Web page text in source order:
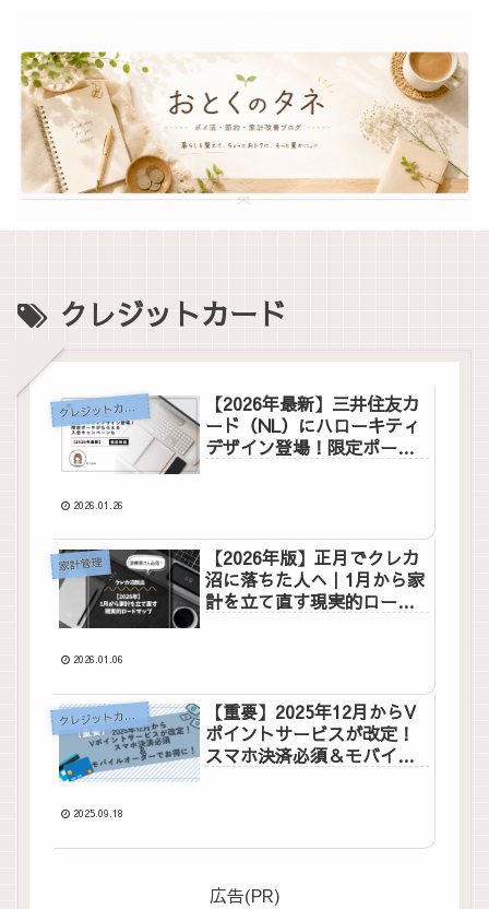
クレジットカード
ク
レジットカード
【2026年最新】三井住友カ
ード（NL）にハローキティ
デザイン登場！限定ポーチ
2026.01.26
家計管理
【2026年版】正月でクレカ
沼に落ちた人へ｜1月から家
計を立て直す現実的ロード
2026.01.06
ク
レジットカード
【重要】2025年12月からV
ポイントサービスが改定！
スマホ決済必須＆モバイル
2025.09.18
広告(PR)